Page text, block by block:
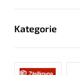
Kategorie